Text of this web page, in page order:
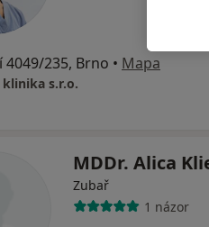
4049/235, Brno • Mapa
klinika s.r.o.
MDDr. Alica
Zubař
1 názor